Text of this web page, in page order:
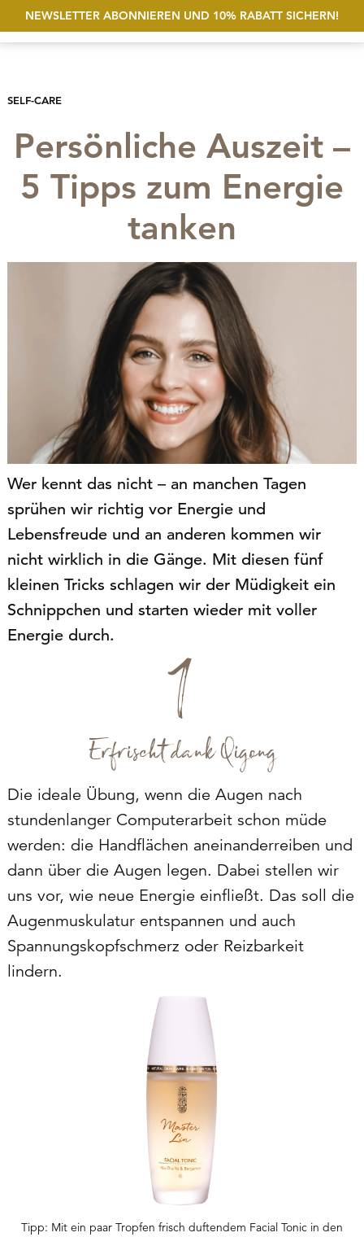
NEWSLETTER ABONNIEREN UND 10% RABATT SICHERN!
Suche
Account
Wunschliste
SELF-CARE
Persönliche Auszeit –
5 Tipps zum Energie
tanken
Wer kennt das nicht – an manchen Tagen
sprühen wir richtig vor Energie und
Lebensfreude und an anderen kommen wir
nicht wirklich in die Gänge. Mit diesen fünf
kleinen Tricks schlagen wir der Müdigkeit ein
Schnippchen und starten wieder mit voller
Energie durch.
Erfrischt dank Qigong
Die ideale Übung, wenn die Augen nach
stundenlanger Computerarbeit schon müde
werden: die Handflächen aneinanderreiben und
dann über die Augen legen. Dabei stellen wir
uns vor, wie neue Energie einfließt. Das soll die
Augenmuskulatur entspannen und auch
Spannungskopfschmerz oder Reizbarkeit
lindern.
Tipp: Mit ein paar Tropfen frisch duftendem Facial Tonic in den